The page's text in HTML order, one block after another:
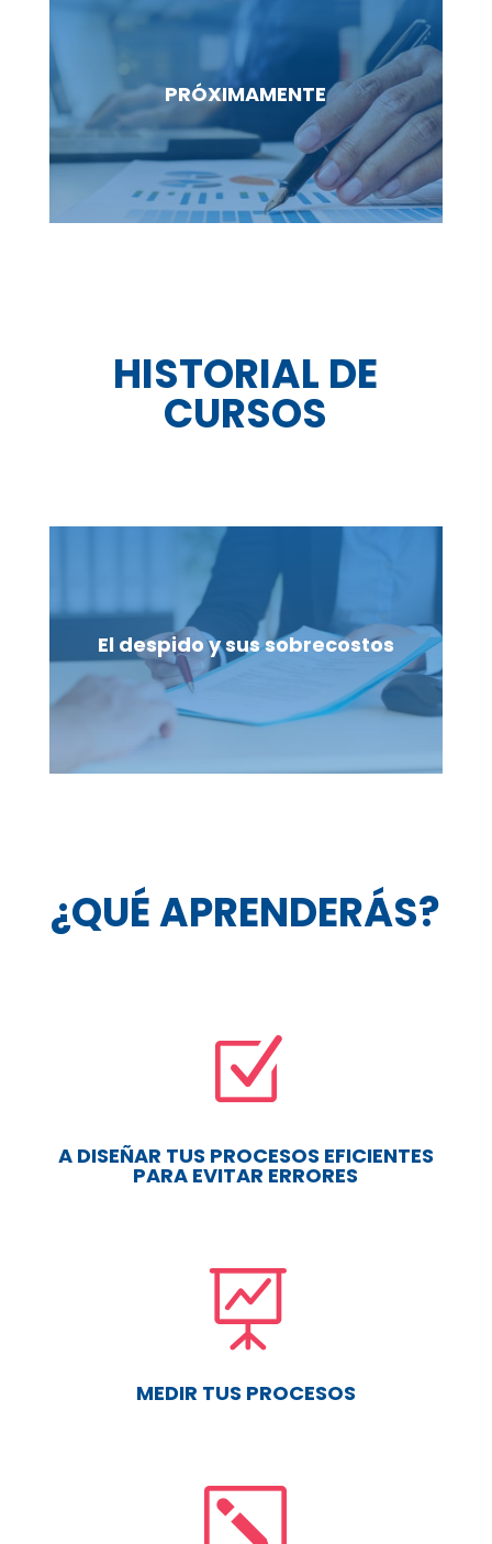
PRÓXIMAMENTE
HISTORIAL DE
CURSOS
El despido y sus sobrecostos
¿QUÉ APRENDERÁS?
Z
A DISEÑAR TUS PROCESOS EFICIENTES
PARA EVITAR ERRORES

MEDIR TUS PROCESOS
k